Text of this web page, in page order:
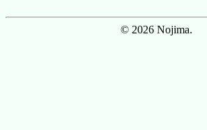
© 2026 Nojima.